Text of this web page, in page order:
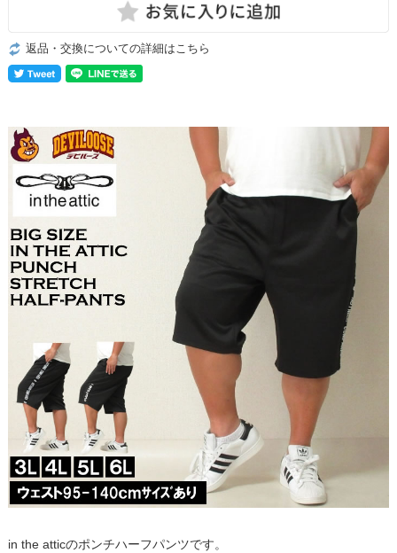
返品・交換についての詳細はこちら
in the atticのポンチハーフパンツです。